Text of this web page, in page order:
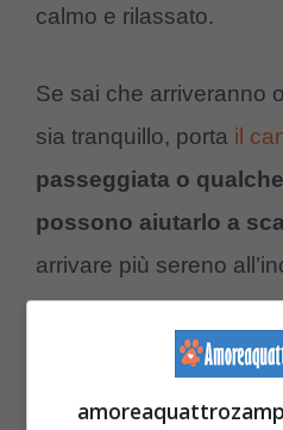
calmo e rilassato.
Se sai che arriveranno
sia tranquillo, porta il
passeggiata o
possono aiutarlo a
arrivare più sereno
Tecniche per un